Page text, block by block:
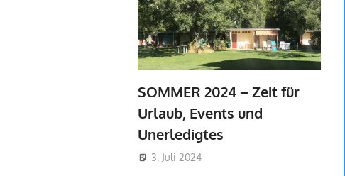
SOMMER 2024 – Zeit für
Urlaub, Events und
Unerledigtes
3. Juli 2024